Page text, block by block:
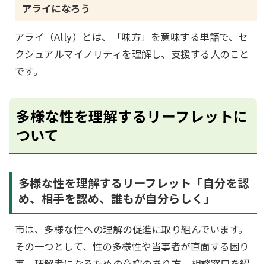
アライになろう
アライ（Ally）とは、「味方」を意味する単語で、セ
クシュアルマイノリティを理解し、支援する人のこと
です。
多様な性を理解するリーフレットに
ついて
多様な性を理解するリーフレット「自分を認
め、相手を認め、誰もが自分らしく」
市は、多様な性への理解の促進に取り組んでいます。
その一つとして、性の多様性や当事者が直面する困り